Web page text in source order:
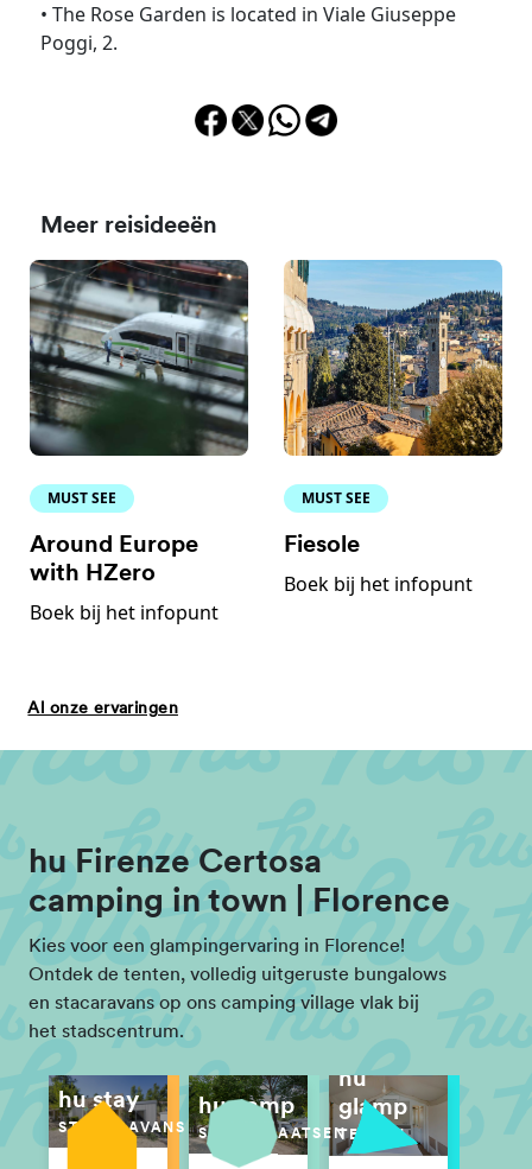
• The Rose Garden is located in Viale Giuseppe
Poggi, 2.
Meer reisideeën
MUST SEE
Around Europe
with HZero
Boek bij het infopunt
MUST SEE
Fiesole
Boek bij het infopunt
Al onze ervaringen
hu Firenze Certosa
camping in town | Florence
Kies voor een glampingervaring in Florence!
Ontdek de tenten, volledig uitgeruste bungalows
en stacaravans op ons camping village vlak bij
het stadscentrum.
hu stay
STACARAVANS
hu camp
STANDPLAATSEN
hu
glamp
TENTEN